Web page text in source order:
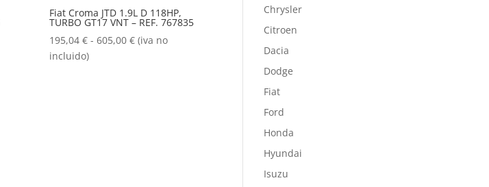
hasta
605,00 €
Fiat Croma JTD 1.9L D 118HP,
TURBO GT17 VNT – REF. 767835
195,04 € - 605,00 €Rango
(iva no
incluido)
Chrysler
Citroen
Dacia
Dodge
Fiat
Ford
Honda
Hyundai
Isuzu